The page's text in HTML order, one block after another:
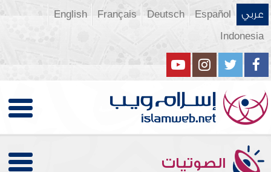
عربي Español
Deutsch
Français
English
Indonesia
الصوتيات